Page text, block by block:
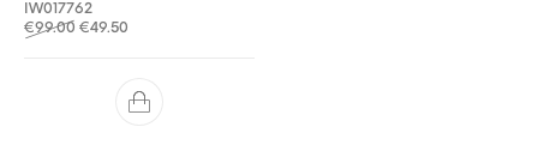
IW017762
€99.00 Oorspronkelijke prijs was: €99.00.
€49.50